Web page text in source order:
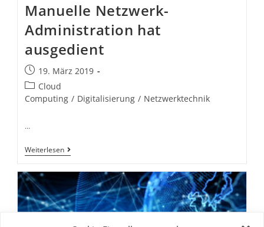
Manuelle Netzwerk-
Administration hat
ausgedient
19. März 2019
Cloud
Computing / Digitalisierung / Netzwerktechnik
…
Weiterlesen